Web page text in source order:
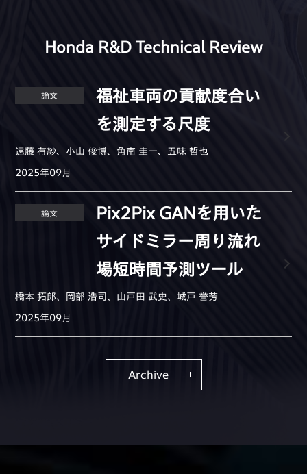
Honda R&D Technical Review
論文
福祉車両の貢献度合い
を測定する尺度
遠藤 有紗、小山 俊博、角南 圭一、五味 哲也
2025年09月
論文
Pix2Pix GANを用いた
サイドミラー周り流れ
場短時間予測ツール
橋本 拓郎、岡部 浩司、山戸田 武史、城戸 誉芳
2025年09月
Archive